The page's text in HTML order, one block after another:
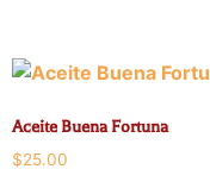
Aceite Buena Fortuna
$25.00